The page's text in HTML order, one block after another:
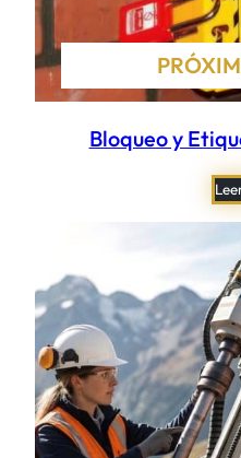
Bloqueo y